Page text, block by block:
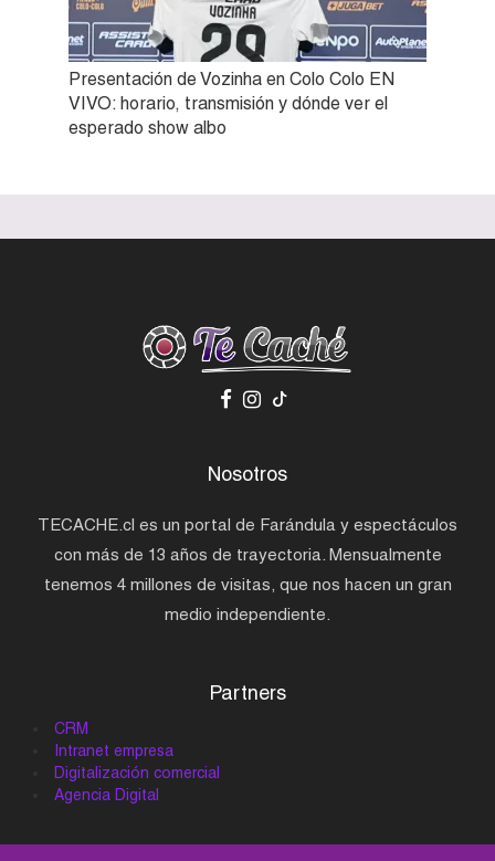
Presentación de Vozinha en Colo Colo EN
VIVO: horario, transmisión y dónde ver el
esperado show albo
Nosotros
TECACHE.cl es un portal de Farándula y espectáculos
con más de 13 años de trayectoria. Mensualmente
tenemos 4 millones de visitas, que nos hacen un gran
medio independiente.
Partners
CRM
Intranet empresa
Digitalización comercial
Agencia Digital